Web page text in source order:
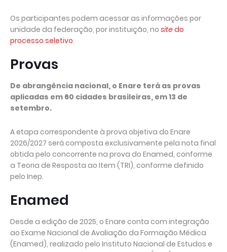
Os participantes podem acessar as informações por
unidade da federação, por instituição, no sitedo
processo seletivo.
Provas
De abrangência nacional, o Enare terá as provas
aplicadas em 60 cidades brasileiras, em 13 de
setembro.
A etapa correspondente à prova objetiva do Enare
2026/2027 será composta exclusivamente pela nota final
obtida pelo concorrente na prova do Enamed, conforme
a Teoria de Resposta ao Item (TRI), conforme definido
pelo Inep.
Enamed
Desde a edição de 2025, o Enare conta com integração
ao Exame Nacional de Avaliação da Formação Médica
(Enamed), realizado pelo Instituto Nacional de Estudos e